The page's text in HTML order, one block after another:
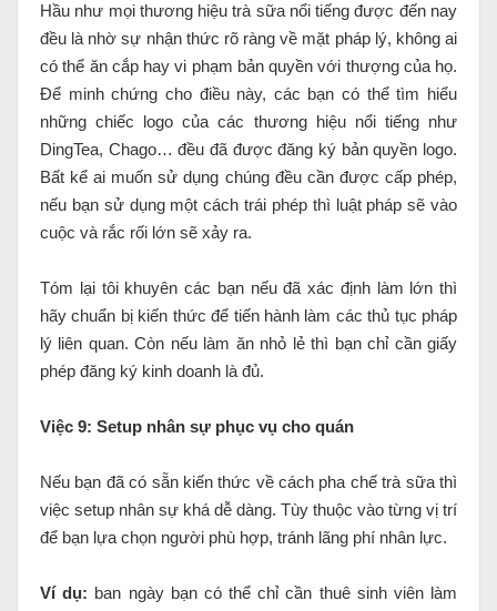
Hầu như mọi thương hiệu trà sữa nổi tiếng được đến nay
đều là nhờ sự nhận thức rõ ràng về mặt pháp lý, không ai
có thể ăn cắp hay vi phạm bản quyền với thượng của họ.
Để minh chứng cho điều này, các bạn có thể tìm hiểu
những chiếc logo của các thương hiệu nổi tiếng như
DingTea, Chago… đều đã được đăng ký bản quyền logo.
Bất kể ai muốn sử dụng chúng đều cần được cấp phép,
nếu bạn sử dụng một cách trái phép thì luật pháp sẽ vào
cuộc và rắc rối lớn sẽ xảy ra.
Tóm lại tôi khuyên các bạn nếu đã xác định làm lớn thì
hãy chuẩn bị kiến thức để tiến hành làm các thủ tục pháp
lý liên quan. Còn nếu làm ăn nhỏ lẻ thì bạn chỉ cần giấy
phép đăng ký kinh doanh là đủ.
Việc 9: Setup nhân sự phục vụ cho quán
Nếu bạn đã có sẵn kiến thức về cách pha chế trà sữa thì
việc setup nhân sự khá dễ dàng. Tùy thuộc vào từng vị trí
để bạn lựa chọn người phù hợp, tránh lãng phí nhân lực.
Ví dụ: ban ngày bạn có thể chỉ cần thuê sinh viên làm